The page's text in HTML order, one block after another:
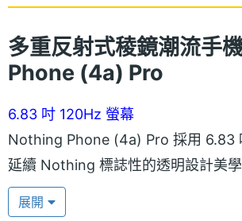
多重反射式稜鏡潮流手
Phone (4a) Pro
6.83 吋 120Hz 螢幕
Nothing Phone (4a) Pro 採用 6.83
延續 Nothing 標誌性的透明設計美
Glyph Bar 光效介面，以 63 顆 mini-
高達 3,500nits 的純淨均勻照明，比
展開